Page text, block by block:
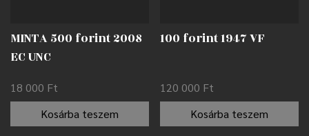
MINTA 500 forint 2008
EC UNC
18 000 Ft
Kosárba teszem
100 forint 1947 VF
120 000 Ft
Kosárba teszem